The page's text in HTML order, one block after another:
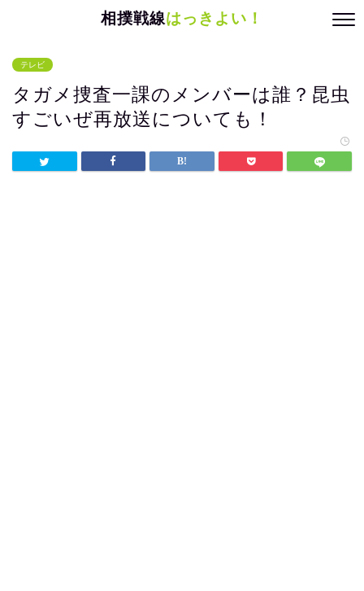
相撲戦線はっきよい！
テレビ
タガメ捜査一課のメンバーは誰？昆虫
すごいぜ再放送についても！